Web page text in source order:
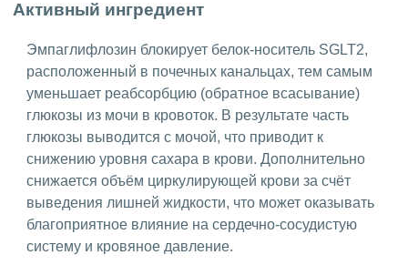
Активный ингредиент
Эмпаглифлозин блокирует белок-носитель SGLT2,
расположенный в почечных канальцах, тем самым
уменьшает реабсорбцию (обратное всасывание)
глюкозы из мочи в кровоток. В результате часть
глюкозы выводится с мочой, что приводит к
снижению уровня сахара в крови. Дополнительно
снижается объём циркулирующей крови за счёт
выведения лишней жидкости, что может оказывать
благоприятное влияние на сердечно-сосудистую
систему и кровяное давление.